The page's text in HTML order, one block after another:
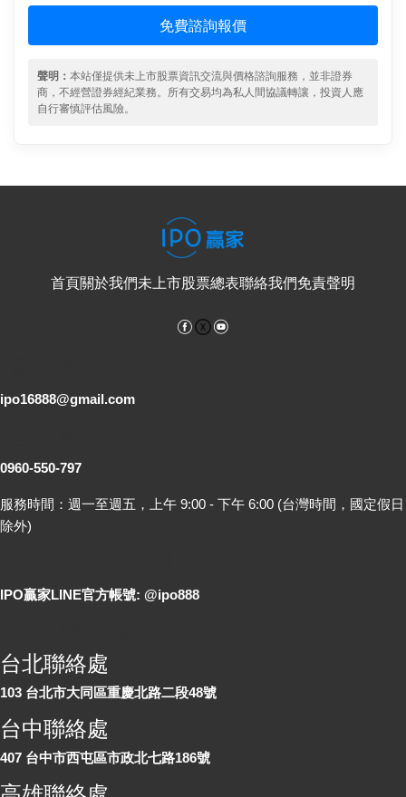
免費諮詢報價
聲明： 本站僅提供未上市股票資訊交流與價格諮詢服務，並非證券
商，不經營證券經紀業務。所有交易均為私人間協議轉讓，投資人應
自行審慎評估風險。
首頁關於我們未上市股票總表聯絡我們免責聲明
Facebook
ipo16888@gmail.com
0960-550-797
服務時間：週一至週五，上午 9:00 - 下午 6:00 (台灣時間，國定假日
除外)
IPO贏家LINE官方帳號: @ipo888
台北聯絡處
103 台北市大同區重慶北路二段48號
台中聯絡處
407 台中市西屯區市政北七路186號